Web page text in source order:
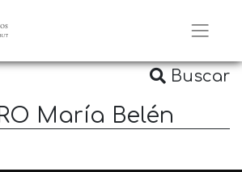
Buscar
María Belén